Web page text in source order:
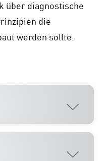
über diagnostische
die
werden sollte.